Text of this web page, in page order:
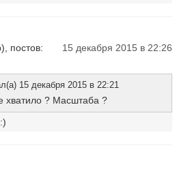
постов:
15 декабря 2015 в 22:26
15 декабря 2015 в 22:21
хватило ? Масштаба ?